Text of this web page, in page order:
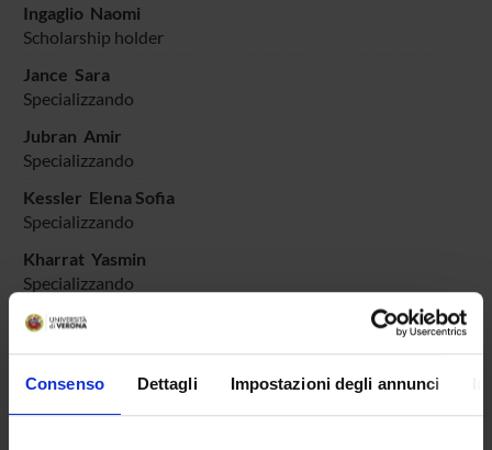
Consenso Dettagli Impostazioni degli annunci
Ingaglio Naomi
Scholarship holder
Jance Sara
Specializzando
Jubran Amir
Specializzando
Kessler Elena Sofia
Specializzando
Kharrat Yasmin
Specializzando
Khoory Janin
Krampera Mauro